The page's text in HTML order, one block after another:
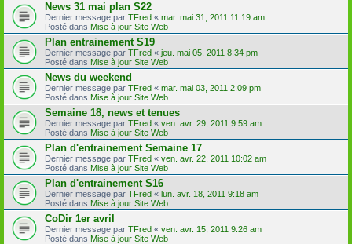
News 31 mai plan S22
Dernier message par TFred « mar. mai 31, 2011 11:19 am
Posté dans Mise à jour Site Web
Plan entrainement S19
Dernier message par TFred « jeu. mai 05, 2011 8:34 pm
Posté dans Mise à jour Site Web
News du weekend
Dernier message par TFred « mar. mai 03, 2011 2:09 pm
Posté dans Mise à jour Site Web
Semaine 18, news et tenues
Dernier message par TFred « ven. avr. 29, 2011 9:59 am
Posté dans Mise à jour Site Web
Plan d'entrainement Semaine 17
Dernier message par TFred « ven. avr. 22, 2011 10:02 am
Posté dans Mise à jour Site Web
Plan d'entrainement S16
Dernier message par TFred « lun. avr. 18, 2011 9:18 am
Posté dans Mise à jour Site Web
CoDir 1er avril
Dernier message par TFred « ven. avr. 15, 2011 9:26 am
Posté dans Mise à jour Site Web